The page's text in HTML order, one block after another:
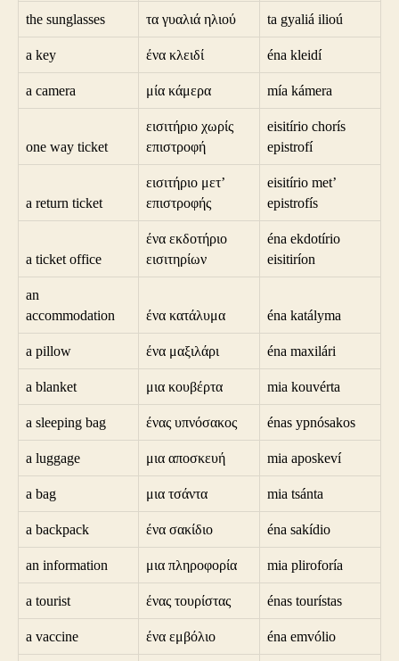
the sunglasses τα γυαλιά ηλιού ta gyaliá ilioú
a key ένα κλειδί éna kleidí
a camera μία κάμερα mía kámera
one way ticket
εισιτήριο χωρίς
επιστροφή
eisitírio chorís
epistrofí
a return ticket
εισιτήριο μετ’
επιστροφής
eisitírio met’
epistrofís
a ticket office
ένα εκδοτήριο
εισιτηρίων
éna ekdotírio
eisitiríon
an
accommodation
ένα κατάλυμα éna katályma
a pillow ένα μαξιλάρι éna maxilári
a blanket μια κουβέρτα mia kouvérta
a sleeping bag ένας υπνόσακος énas ypnósakos
a luggage μια αποσκευή mia aposkeví
a bag μια τσάντα mia tsánta
a backpack ένα σακίδιο éna sakídio
an information μια πληροφορία mia pliroforía
a tourist ένας τουρίστας énas tourístas
a vaccine ένα εμβόλιο éna emvólio